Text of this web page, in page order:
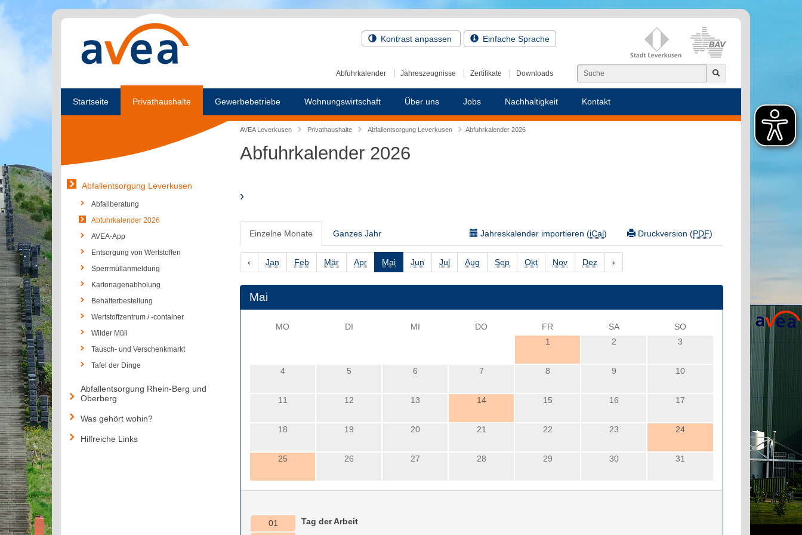
Kontrast anpassen Einfache Sprache
Abfuhrkalender Jahreszeugnisse Zertifikate Downloads
Startseite Privathaushalte Gewerbebetriebe Wohnungswirtschaft Über uns Jobs Nachhaltigkeit Kontakt
AVEA Leverkusen Privathaushalte Abfallentsorgung Leverkusen Abfuhrkalender 2026
Abfuhrkalender 2026
›
Einzelne Monate Ganzes Jahr Druckversion (PDF)
Jahreskalender importieren (iCal)
‹ Jan Feb Mär Apr Mai Jun Jul Aug Sep Okt Nov Dez ›
Mai
MO DI MI DO FR SA
SO
1
2 3
4 5 6 7 8 9 10
11 12 13 14 15 16 17
18 19 20 21 22 23 24
25 26 27 28 29 30 31
01
Tag der Arbeit
Abfallentsorgung Leverkusen
Abfallberatung
Abfuhrkalender 2026
AVEA-App
Entsorgung von Wertstoffen
Sperrmüllanmeldung
Kartonagenabholung
Behälterbestellung
Wertstoffzentrum / -container
Wilder Müll
Tausch- und Verschenkmarkt
Tafel der Dinge
Abfallentsorgung Rhein-Berg und
Oberberg
Was gehört wohin?
Hilfreiche Links